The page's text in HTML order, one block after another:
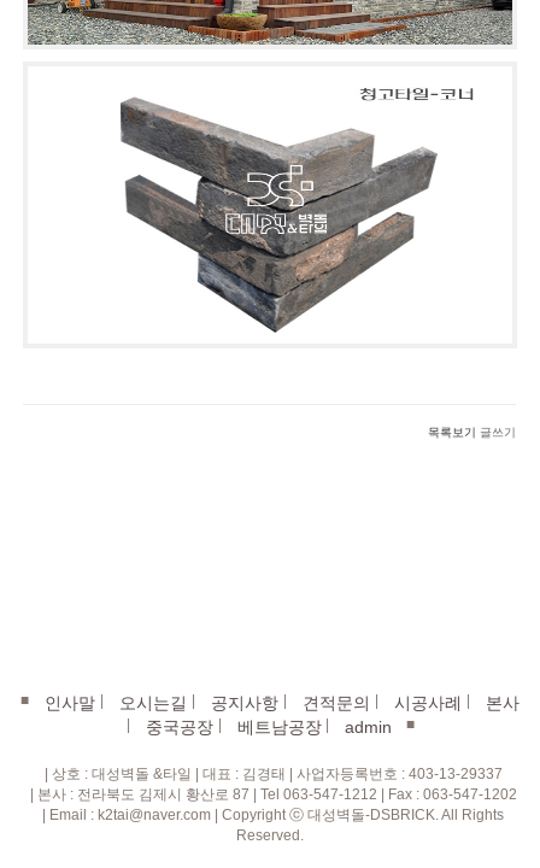
목록보기 글쓰기
■ 인사말 오시는길 공지사항 견적문의 시공사례 본사
중국공장 베트남공장| admin ■
| 상호 : 대성벽돌 &타일 | 대표 : 김경태 | 사업자등록번호 : 403-13-29337
| 본사 : 전라북도 김제시 황산로 87 | Tel 063-547-1212 | Fax : 063-547-1202
| Email : k2tai@naver.com | Copyright ⓒ 대성벽돌-DSBRICK. All Rights
Reserved.